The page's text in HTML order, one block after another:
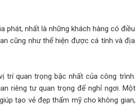
phát, nhất là những khách hàng có điều
cũng như thể hiện được cá tính và địa
trí quan trọng bậc nhất của công trình.
riêng tư quan trọng để nghỉ ngơi. Một
tạo vẻ đẹp thẩm mỹ cho không gian,